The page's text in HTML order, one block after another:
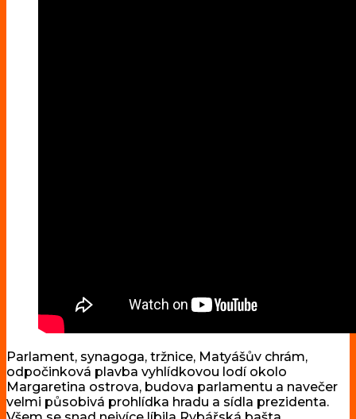
Parlament, synagoga, tržnice, Matyášův chrám,
odpočinková plavba vyhlídkovou lodí okolo
Margaretina ostrova, budova parlamentu a navečer
velmi působivá prohlídka hradu a sídla prezidenta.